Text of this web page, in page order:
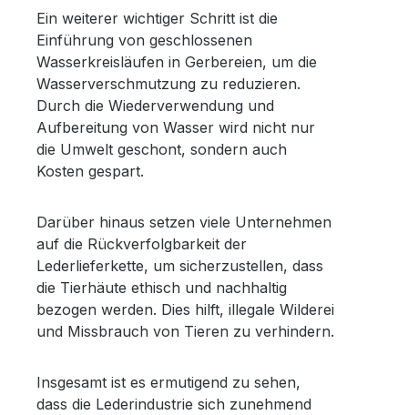
Ein weiterer wichtiger Schritt ist die
Einführung von geschlossenen
Wasserkreisläufen in Gerbereien, um die
Wasserverschmutzung zu reduzieren.
Durch die Wiederverwendung und
Aufbereitung von Wasser wird nicht nur
die Umwelt geschont, sondern auch
Kosten gespart.
Darüber hinaus setzen viele Unternehmen
auf die Rückverfolgbarkeit der
Lederlieferkette, um sicherzustellen, dass
die Tierhäute ethisch und nachhaltig
bezogen werden. Dies hilft, illegale Wilderei
und Missbrauch von Tieren zu verhindern.
Insgesamt ist es ermutigend zu sehen,
dass die Lederindustrie sich zunehmend